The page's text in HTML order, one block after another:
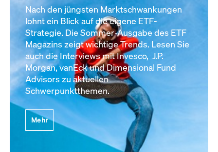
Nach den jüngsten Marktschwankungen
lohnt ein Blick auf die eigene ETF-
Strategie. Die Sommer-Ausgabe des ETF
Magazins zeigt wichtige Trends. Lesen Sie
auch die Interviews mit Invesco, J.P.
Morgan, vanEck und Dimensional Fund
Advisors zu aktuellen
Schwerpunktthemen.
Mehr